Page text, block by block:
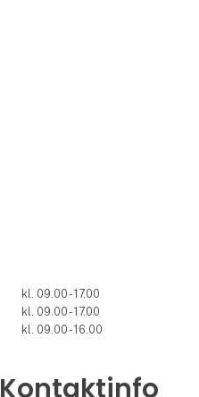
kl. 09.00 - 17.00
kl. 09.00 - 17.00
kl. 09.00 - 16.00
Kontaktinfo